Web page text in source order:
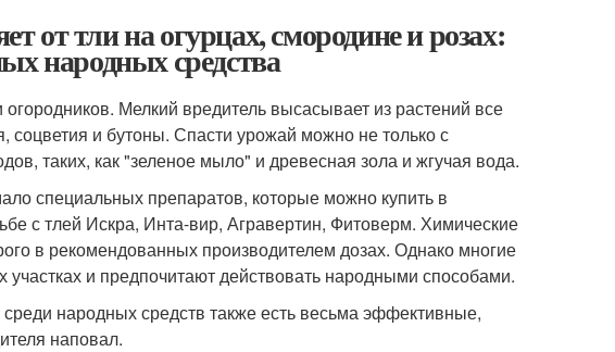
от тли на огурцах, смородине и розах:
народных средства
Мелкий вредитель высасывает из растений все
соцветия и бутоны. Спасти урожай можно не только с
таких, как "зеленое мыло" и древесная зола и жгучая вода.
специальных препаратов, которые можно купить в
с тлей Искра, Инта-вир, Агравертин, Фитоверм. Химические
в рекомендованных производителем дозах. Однако многие
и предпочитают действовать народными способами.
среди народных средств также есть весьма эффективные,
наповал.